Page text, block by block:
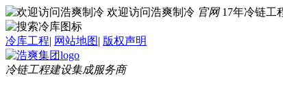
欢迎访问浩爽制冷 官网 17年冷链工
冷库工程| 网站地图| 版权声明
冷链工程建设集成服务商